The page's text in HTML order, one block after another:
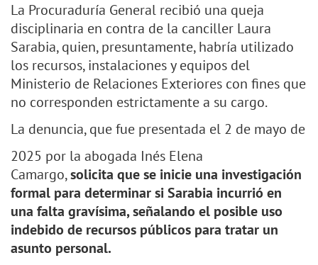
La Procuraduría General recibió una queja
disciplinaria en contra de la canciller Laura
Sarabia, quien, presuntamente, habría utilizado
los recursos, instalaciones y equipos del
Ministerio de Relaciones Exteriores con fines que
no corresponden estrictamente a su cargo.
La denuncia, que fue presentada el 2 de mayo de
2025 por la abogada Inés Elena
Camargo,solicita que se inicie una investigación
formal para determinar si Sarabia incurrió en
una falta gravísima, señalando el posible uso
indebido de recursos públicos para tratar un
asunto personal.